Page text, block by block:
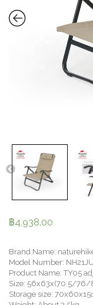
฿4,938.00
Brand Name:
Model Number:
Product Name: TY05
Size: 56x63x(70.5/
Storage size: